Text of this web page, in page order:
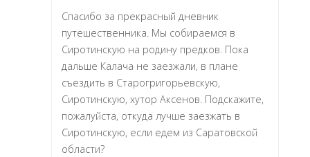
Спасибо за прекрасный дневник
путешественника. Мы собираемся в
Сиротинскую на родину предков. Пока
дальше Калача не заезжали, в плане
съездить в Старогригорьевскую,
Сиротинскую, хутор Аксенов. Подскажите,
пожалуйста, откуда лучше заезжать в
Сиротинскую, если едем из Саратовской
области?